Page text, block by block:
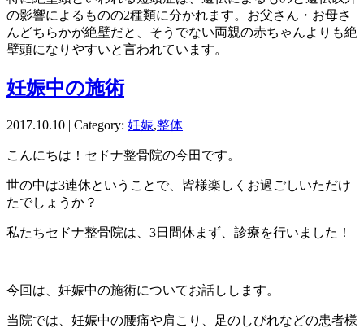
の影響によるものの2種類に分かれます。お父さん・お母さ
んどちらかが絶壁だと、そうでない両親の赤ちゃんよりも絶
壁頭になりやすいと言われています。
妊娠中の施術
2017.10.10 | Category: 妊娠,整体
こんにちは！セドナ整骨院の今田です。
世の中は3連休ということで、皆様楽しくお過ごしいただけ
たでしょうか？
私たちセドナ整骨院は、3日間休まず、診療を行いました！
今回は、妊娠中の施術についてお話しします。
当院では、妊娠中の腰痛や肩こり、足のしびれなどの患者様